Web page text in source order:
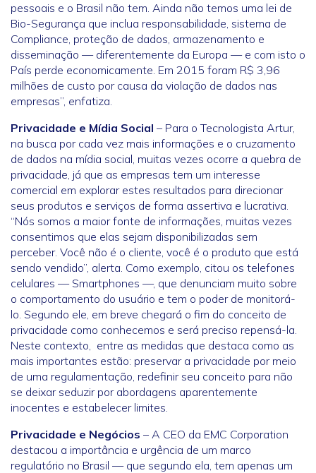
pessoais e o Brasil não tem. Ainda não temos uma lei de
Bio-Segurança que inclua responsabilidade, sistema de
Compliance, proteção de dados, armazenamento e
disseminação — diferentemente da Europa — e com isto o
País perde economicamente. Em 2015 foram R$ 3,96
milhões de custo por causa da violação de dados nas
empresas”, enfatiza.
Privacidade e Mídia Social – Para o Tecnologista Artur,
na busca por cada vez mais informações e o cruzamento
de dados na mídia social, muitas vezes ocorre a quebra de
privacidade, já que as empresas tem um interesse
comercial em explorar estes resultados para direcionar
seus produtos e serviços de forma assertiva e lucrativa.
“Nós somos a maior fonte de informações, muitas vezes
consentimos que elas sejam disponibilizadas sem
perceber. Você não é o cliente, você é o produto que está
sendo vendido”, alerta. Como exemplo, citou os telefones
celulares — Smartphones —, que denunciam muito sobre
o comportamento do usuário e tem o poder de monitorá-
lo. Segundo ele, em breve chegará o fim do conceito de
privacidade como conhecemos e será preciso repensá-la.
Neste contexto, entre as medidas que destaca como as
mais importantes estão: preservar a privacidade por meio
de uma regulamentação, redefinir seu conceito para não
se deixar seduzir por abordagens aparentemente
inocentes e estabelecer limites.
Privacidade e Negócios – A CEO da EMC Corporation
destacou a importância e urgência de um marco
regulatório no Brasil — que segundo ela, tem apenas um